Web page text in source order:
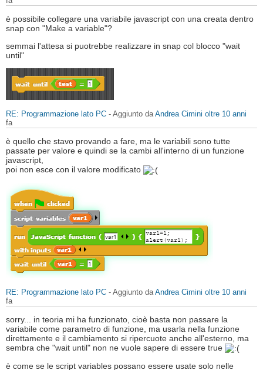
è possibile collegare una variabile javascript con una creata dentro
snap con "Make a variable"?
semmai l'attesa si puotrebbe realizzare in snap col blocco "wait
until"
RE: Programmazione lato PC - Aggiunto da Andrea Cimini oltre 10 anni
fa
è quello che stavo provando a fare, ma le variabili sono tutte
passate per valore e quindi se la cambi all'interno di un funzione
javascript,
poi non esce con il valore modificato
RE: Programmazione lato PC - Aggiunto da Andrea Cimini oltre 10 anni
fa
sorry... in teoria mi ha funzionato, cioè basta non passare la
variabile come parametro di funzione, ma usarla nella funzione
direttamente e il cambiamento si ripercuote anche all'esterno, ma
sembra che "wait until" non ne vuole sapere di essere true
è come se le script variables possano essere usate solo nelle